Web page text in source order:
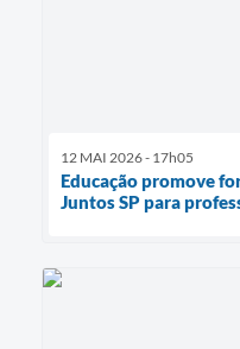
12 MAI 2026 - 17h05
Educação promove
Juntos SP para